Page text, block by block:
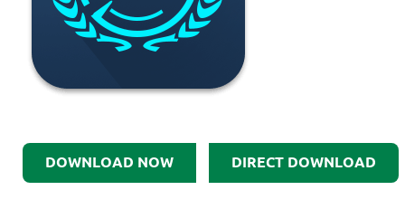
DOWNLOAD NOW DIRECT DOWNLOAD